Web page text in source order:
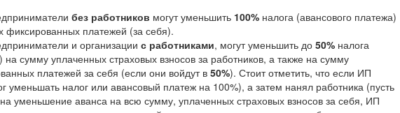
без работников могут уменьшить 100% налога (авансового платежа)
фиксированных платежей (за себя).
и организации с работниками, могут уменьшить до 50% налога
на сумму уплаченных страховых взносов за работников, а также на сумму
платежей за себя (если они войдут в 50%). Стоит отметить, что если ИП
уменьшать налог или авансовый платеж на 100%), а затем нанял работника (пусть
уменьшение аванса на всю сумму, уплаченных страховых взносов за себя, ИП